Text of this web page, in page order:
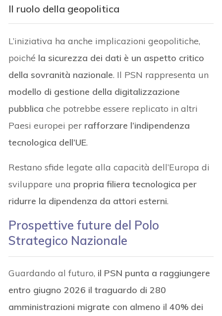
Il ruolo della geopolitica
L’iniziativa ha anche implicazioni geopolitiche,
poiché la sicurezza dei dati è un aspetto critico
della sovranità nazionale. Il PSN rappresenta un
modello di gestione della digitalizzazione
pubblica che potrebbe essere replicato in altri
Paesi europei per rafforzare l’indipendenza
tecnologica dell’UE.
Restano sfide legate alla capacità dell’Europa di
sviluppare una propria filiera tecnologica per
ridurre la dipendenza da attori esterni.
Prospettive future del Polo
Strategico Nazionale
Guardando al futuro, il PSN punta a raggiungere
entro giugno 2026 il traguardo di 280
amministrazioni migrate con almeno il 40% dei